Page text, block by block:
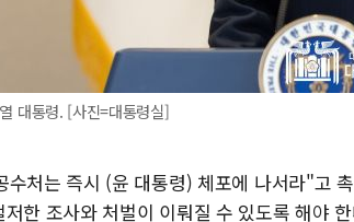
대통령. [사진=대통령실]
수처는 즉시 (윤 대통령) 체포에 나서라"고
저한 조사와 처벌이 이뤄질 수 있도록 해야